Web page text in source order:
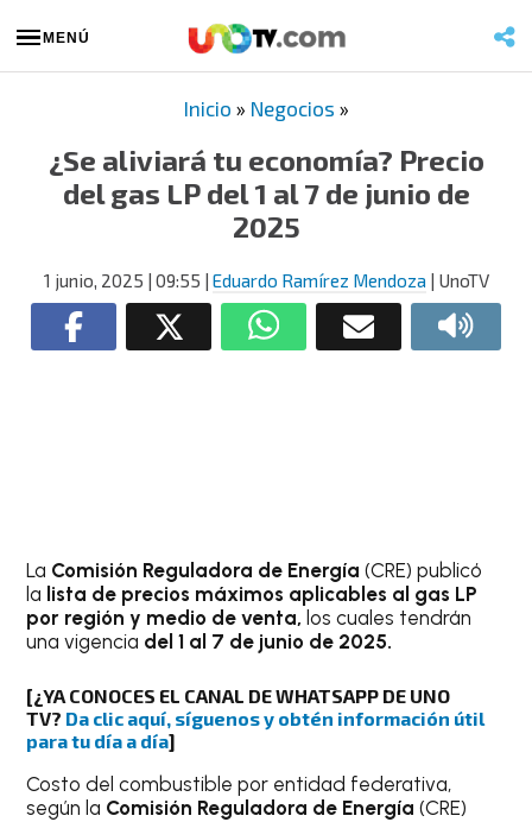
MENÚ
Inicio » Negocios »
¿Se aliviará tu economía? Precio
del gas LP del 1 al 7 de junio de
2025
1 junio, 2025 | 09:55 | Eduardo Ramírez Mendoza | UnoTV
La Comisión Reguladora de Energía (CRE) publicó
la lista de precios máximos aplicables al gas LP
por región y medio de venta, los cuales tendrán
una vigencia del 1 al 7 de junio de 2025.
[¿YA CONOCES EL CANAL DE WHATSAPP DE UNO
TV? Da clic aquí, síguenos y obtén información útil
para tu día a día]
Costo del combustible por entidad federativa,
según la Comisión Reguladora de Energía (CRE)